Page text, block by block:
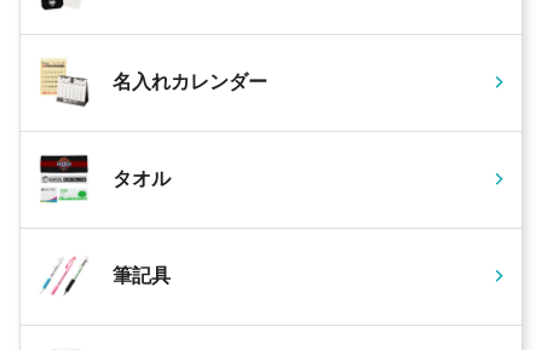
名入れカレンダー
タオル
筆記具